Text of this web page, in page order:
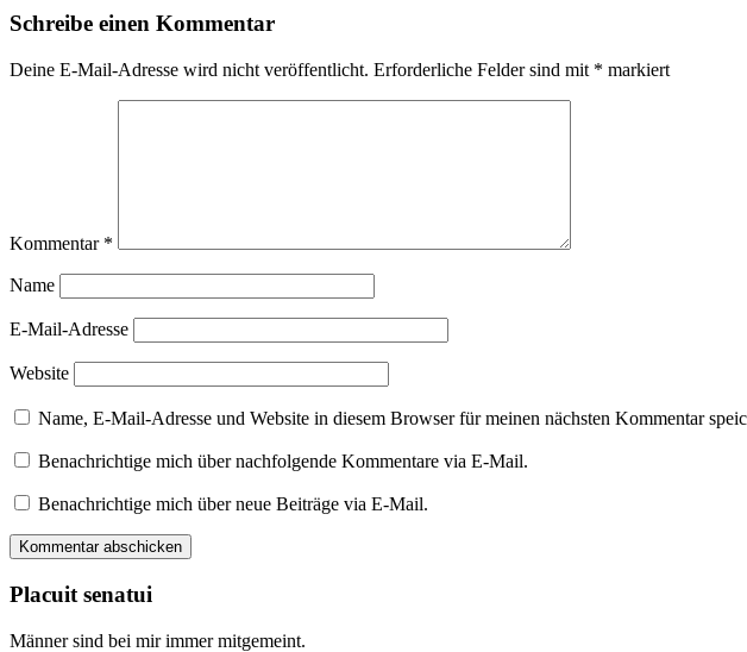
Schreibe einen Kommentar
Deine E-Mail-Adresse wird nicht veröffentlicht. Erforderliche Felder sind mit * markiert
Kommentar *
Name
E-Mail-Adresse
Website
Name, E-Mail-Adresse und Website in diesem Browser für meinen nächsten Kommentar
Benachrichtige mich über nachfolgende Kommentare via E-Mail.
Benachrichtige mich über neue Beiträge via E-Mail.
Placuit senatui
Männer sind bei mir immer mitgemeint.